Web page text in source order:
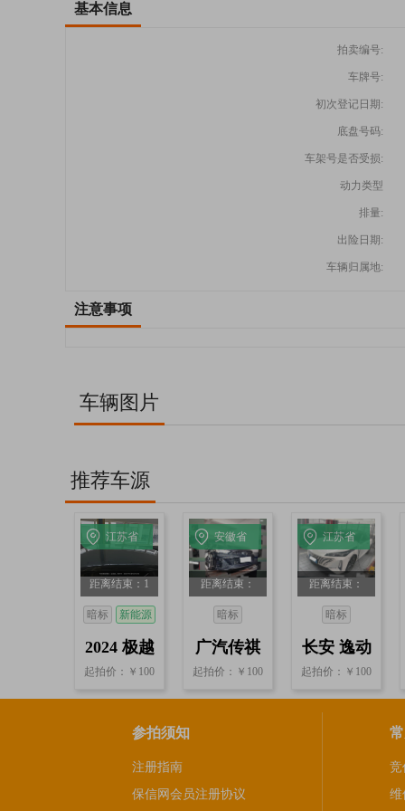
基本信息
拍卖编号:
车牌号:
初次登记日期:
底盘号码:
车架号是否受损:
动力类型
排量:
出险日期:
车辆归属地:
注意事项
车辆图片
推荐车源
江苏省
常州
距离结束：1
天18小时8分
暗标 新能源
2024 极越
01 Max 0.0
起拍价：￥100
安徽省
合肥
距离结束：
21小时4分40
暗标
广汽传祺
影豹
起拍价：￥100
江苏省
苏州
距离结束：
21小时4分40
暗标
长安 逸动
起拍价：￥100
参拍须知
注册指南
保信网会员注册协议
竞
维